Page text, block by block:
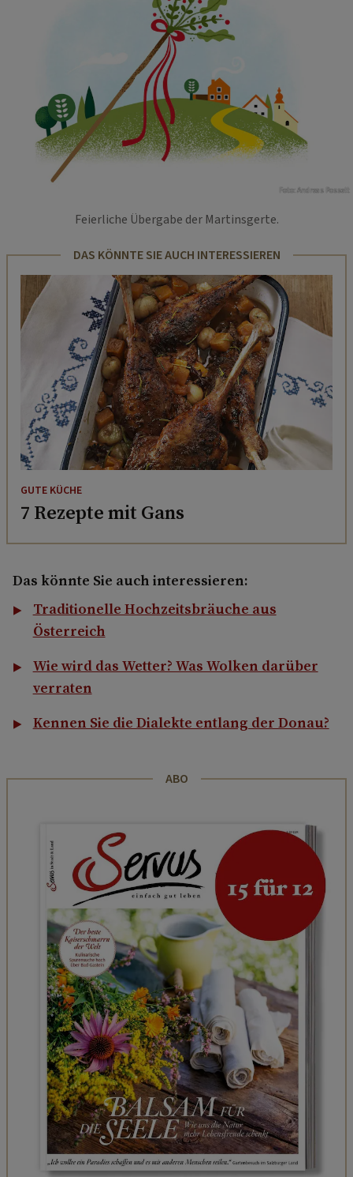
Foto: Andreas Posselt
Feierliche Übergabe der Martinsgerte.
DAS KÖNNTE SIE AUCH INTERESSIEREN
GUTE KÜCHE
7 Rezepte mit Gans
Das könnte Sie auch interessieren:
Traditionelle Hochzeitsbräuche aus
Österreich
Wie wird das Wetter? Was Wolken darüber
verraten
Kennen Sie die Dialekte entlang der Donau?
ABO